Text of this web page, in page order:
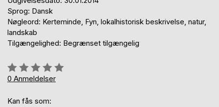
Sprog: Dansk
Nøgleord: Kerteminde, Fyn, lokalhistorisk beskrivelse, natur,
landskab
Tilgængelighed: Begrænset tilgængelig
Anmeldelse::
0%
0 Anmeldelser
Kan fås som: